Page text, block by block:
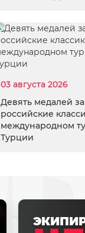
03 августа 2026
Девять медалей
российские
международном
Турции